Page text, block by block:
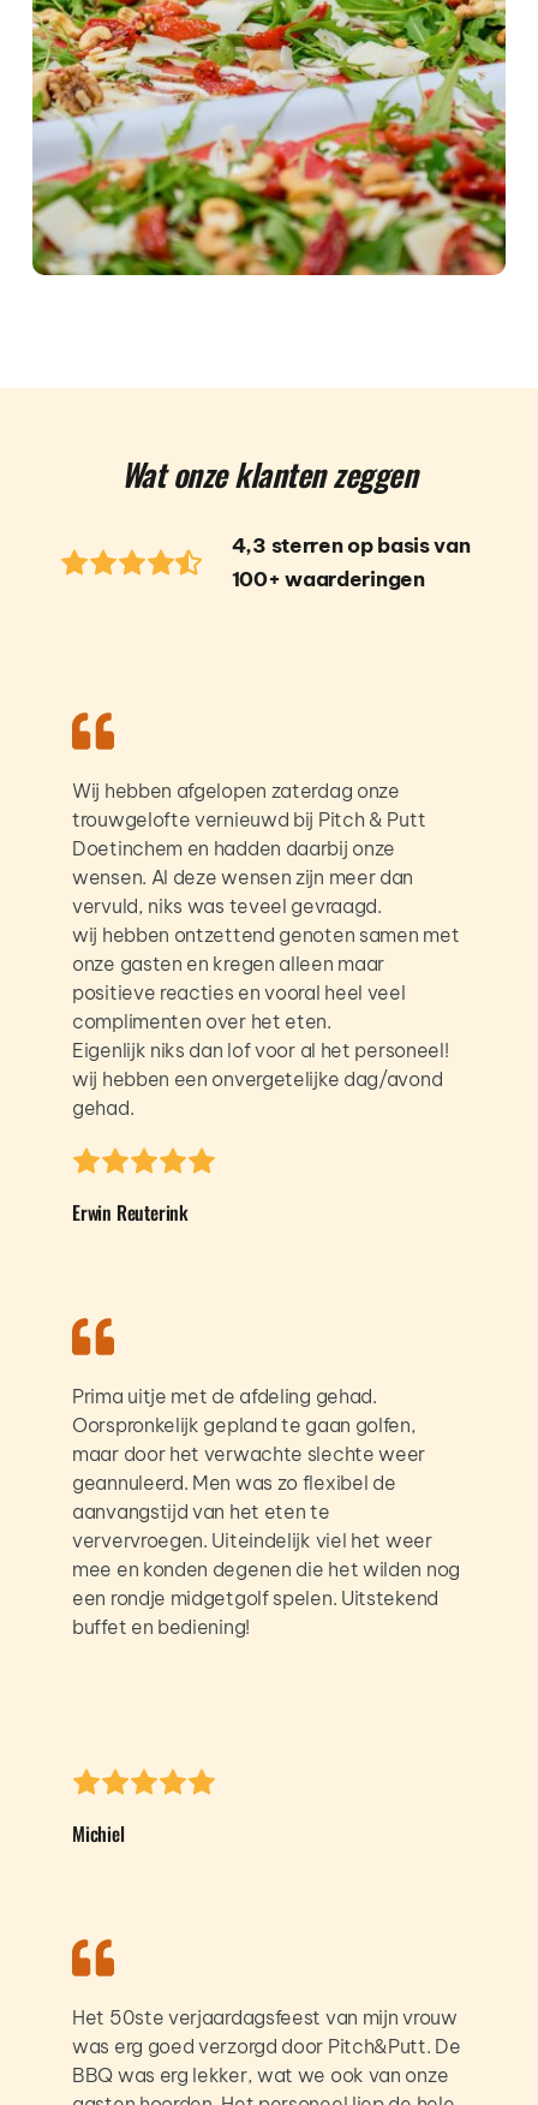
Wat onze klanten zeggen
4,3 sterren op basis van
100+ waarderingen
Wij hebben afgelopen zaterdag onze
trouwgelofte vernieuwd bij Pitch & Putt
Doetinchem en hadden daarbij onze
wensen. Al deze wensen zijn meer dan
vervuld, niks was teveel gevraagd.
wij hebben ontzettend genoten samen met
onze gasten en kregen alleen maar
positieve reacties en vooral heel veel
complimenten over het eten.
Eigenlijk niks dan lof voor al het personeel!
wij hebben een onvergetelijke dag/avond
gehad.
Erwin Reuterink
Prima uitje met de afdeling gehad.
Oorspronkelijk gepland te gaan golfen,
maar door het verwachte slechte weer
geannuleerd. Men was zo flexibel de
aanvangstijd van het eten te
ververvroegen. Uiteindelijk viel het weer
mee en konden degenen die het wilden nog
een rondje midgetgolf spelen. Uitstekend
buffet en bediening!
Michiel
Het 50ste verjaardagsfeest van mijn vrouw
was erg goed verzorgd door Pitch&Putt. De
BBQ was erg lekker, wat we ook van onze